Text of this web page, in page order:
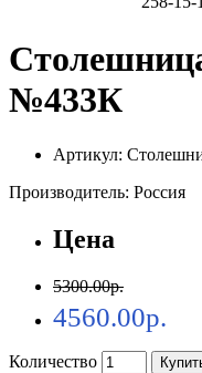
№433К
Артикул:
Производитель: Россия
Цена
5300.00р.
4560.00р.
Количество